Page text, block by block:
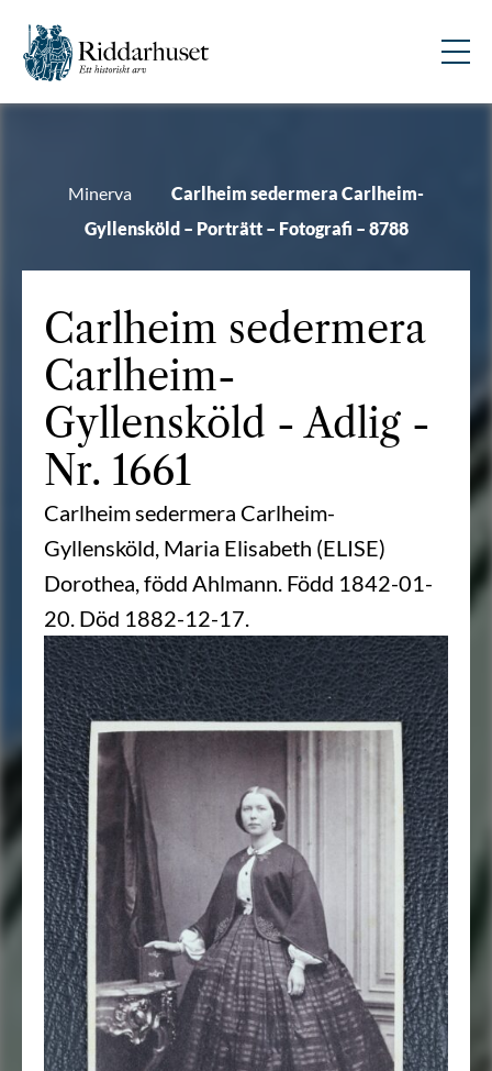
Minerva
Carlheim sedermera Carlheim-
Gyllensköld – Porträtt – Fotografi – 8788
Carlheim sedermera
Carlheim-
Gyllensköld - Adlig -
Nr. 1661
Carlheim sedermera Carlheim-
Gyllensköld, Maria Elisabeth (ELISE)
Dorothea, född Ahlmann. Född 1842-01-
20. Död 1882-12-17.